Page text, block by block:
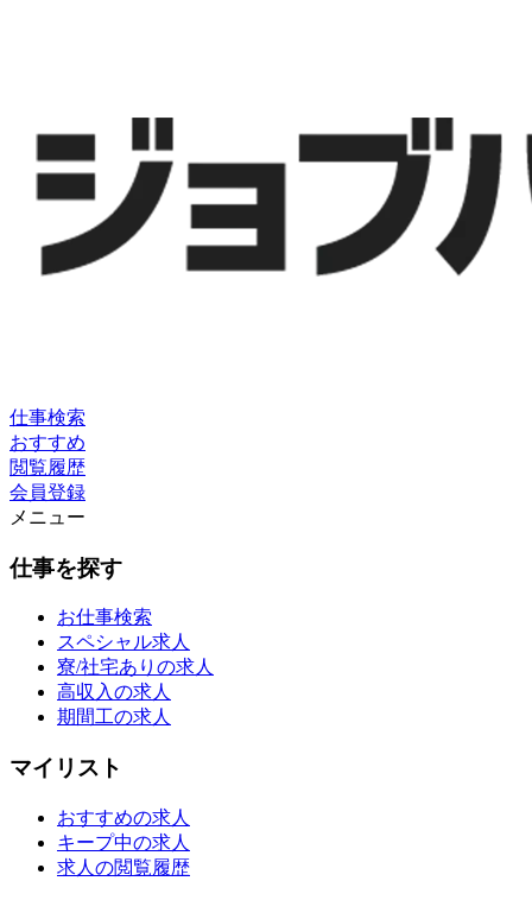
仕事検索
おすすめ
閲覧履歴
会員登録
メニュー
仕事を探す
お仕事検索
スペシャル求人
寮/社宅ありの求人
高収入の求人
期間工の求人
マイリスト
おすすめの求人
キープ中の求人
求人の閲覧履歴